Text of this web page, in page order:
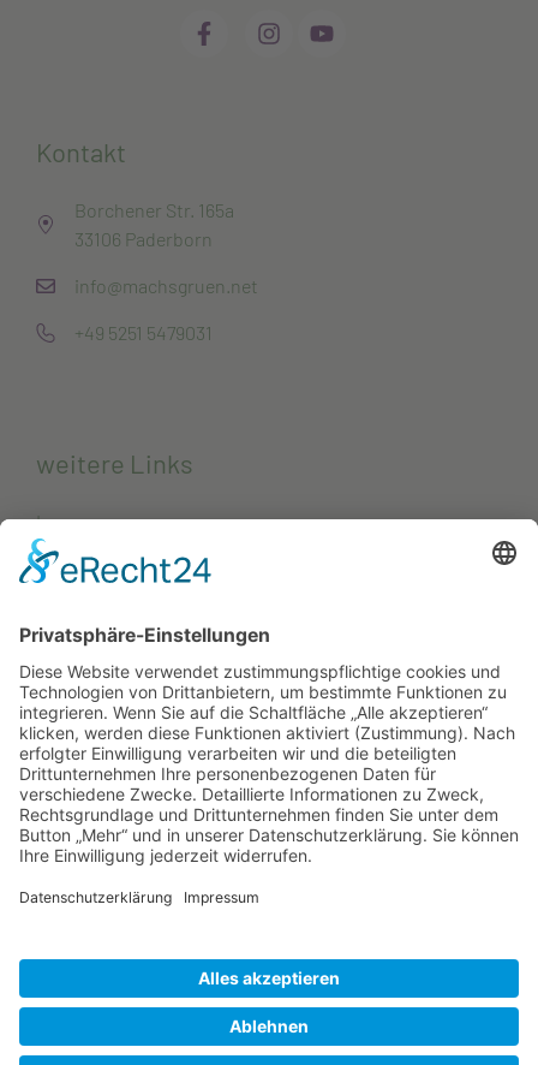
Kontakt
Borchener Str. 165a
33106 Paderborn
info@machsgruen.net
+49 5251 5479031
weitere Links
Impressum
Datenschutzerklärung
Projekte
Projekte von Unternehmen
Projekte von Städten und Gemeinden
Schul- und Kita-Projekte
© 2026 mach‘s grün • Daniela Krause